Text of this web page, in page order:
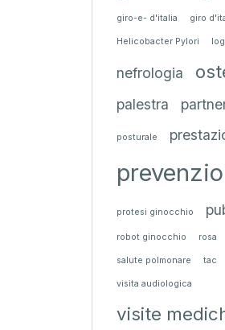
giro-e- d'italia giro
Helicobacter Pylori
nefrologia
palestra
posturale
protesi ginocchio
robot ginocchio rosa
salute polmonare tac
visita audiologica
visite